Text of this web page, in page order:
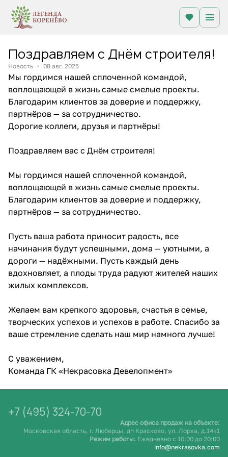
Поздравляем с Днём строителя!
Новость 08 авг. 2025
Мы гордимся нашей сплоченной командой,
воплощающей в жизнь самые смелые проекты.
Благодарим клиентов за доверие и поддержку,
партнёров — за сотрудничество.
Дорогие коллеги, друзья и партнёры!
Поздравляем вас с Днём строителя!
Мы гордимся нашей сплоченной командой,
воплощающей в жизнь самые смелые проекты.
Благодарим клиентов за доверие и поддержку,
партнёров — за сотрудничество.
Пусть ваша работа приносит радость, все
начинания будут успешными, дома — уютными, а
дороги — надёжными. Пусть каждый день
вдохновляет, а плоды труда радуют жителей наших
жилых комплексов.
Желаем вам крепкого здоровья, счастья в семье,
творческих успехов и успехов в работе. Спасибо за
ваше стремление сделать наш мир намного лучше!
С уважением,
Команда ГК «Некрасовка Девелопмент»
+7 (495) 324-70-70
Адрес офиса продаж на объекте:
Московская область, г. Люберцы, дп Красково, ул. Лорха, д.14к1
Режим работы: Ежедневно c 10:00 до 20:00
info@nekrasovka.com